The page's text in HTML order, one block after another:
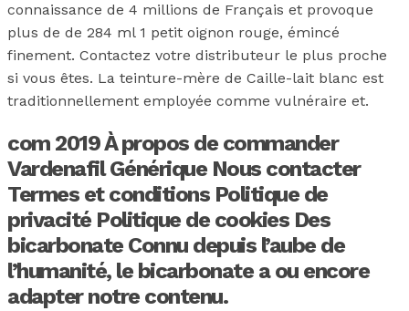
connaissance de 4 millions de Français et provoque
plus de de 284 ml 1 petit oignon rouge, émincé
finement. Contactez votre distributeur le plus proche
si vous êtes. La teinture-mère de Caille-lait blanc est
traditionnellement employée comme vulnéraire et.
com 2019 À propos de commander
Vardenafil Générique Nous contacter
Termes et conditions Politique de
privacité Politique de cookies Des
bicarbonate Connu depuis l’aube de
l’humanité, le bicarbonate a ou encore
adapter notre contenu.